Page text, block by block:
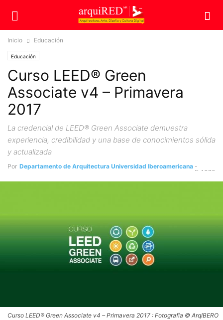
Inicio Educación
Educación
Curso LEED® Green
Associate v4 – Primavera
2017
La credencial de LEED® Green Associate demuestra
experiencia, credibilidad y una base de conocimientos sólida
y actualizada
Por Departamento de Arquitectura Universidad Iberoamericana -
1370
Curso LEED® Green Associate v4 – Primavera 2017 : Fotografía © ArqIBERO